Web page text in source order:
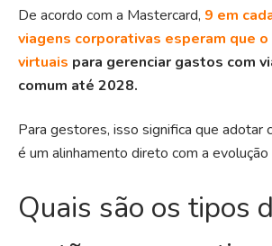
De acordo com a Mastercard, 9 em
viagens corporativas esperam que
virtuais para gerenciar gastos com
comum até 2028.
Para gestores, isso significa que adotar
é um alinhamento direto com a
Quais são os tipos